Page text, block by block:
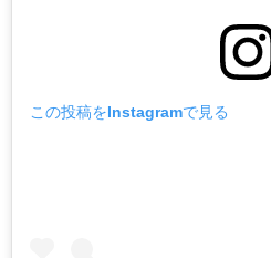
この投稿をInstagramで見る